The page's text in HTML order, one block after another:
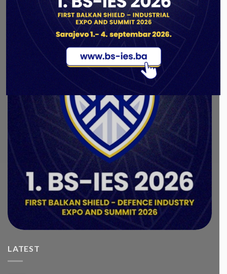
Unis GROUPis the leading exporter of weapons
and military equipment in Bosnia and Herzegovina.
LATEST